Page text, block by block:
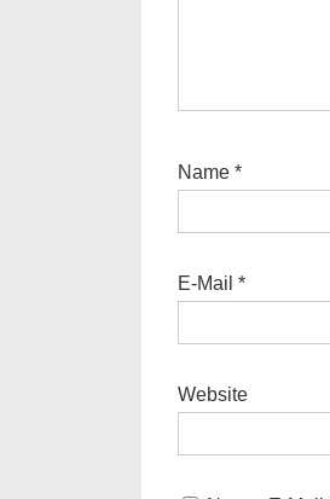
Name *
E-Mail *
Website